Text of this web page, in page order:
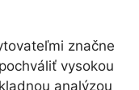
značne
vysokou
analýzou